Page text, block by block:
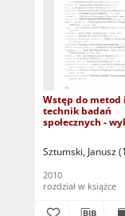
Wstęp do metod i
technik badań
społecznych -
Sztumski, Janusz
2010
rozdział w książce